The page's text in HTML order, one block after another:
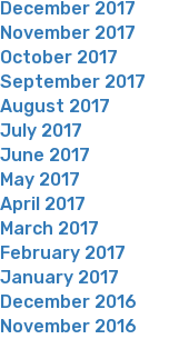
December 2017
November 2017
October 2017
September 2017
August 2017
July 2017
June 2017
May 2017
April 2017
March 2017
February 2017
January 2017
December 2016
November 2016